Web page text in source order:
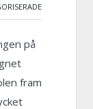
på
fram